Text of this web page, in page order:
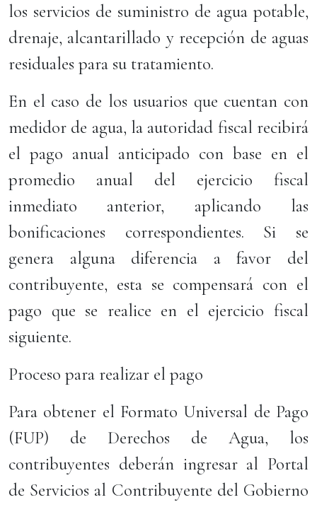
los servicios de suministro de agua potable,
drenaje, alcantarillado y recepción de aguas
residuales para su tratamiento.
En el caso de los usuarios que cuentan con
medidor de agua, la autoridad fiscal recibirá
el pago anual anticipado con base en el
promedio anual del ejercicio fiscal
inmediato anterior, aplicando las
bonificaciones correspondientes. Si se
genera alguna diferencia a favor del
contribuyente, esta se compensará con el
pago que se realice en el ejercicio fiscal
siguiente.
Proceso para realizar el pago
Para obtener el Formato Universal de Pago
(FUP) de Derechos de Agua, los
contribuyentes deberán ingresar al Portal
de Servicios al Contribuyente del Gobierno